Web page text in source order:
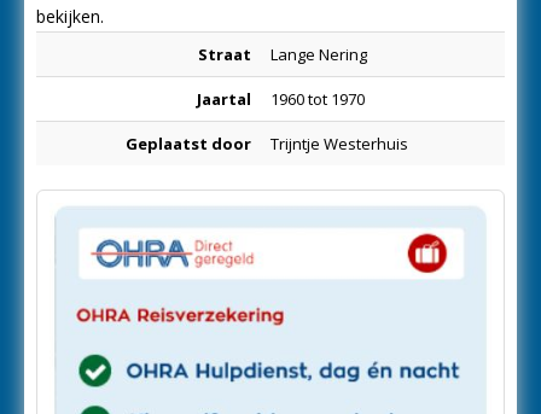
bekijken.
Straat Lange Nering
Jaartal 1960 tot 1970
Geplaatst door Trijntje Westerhuis